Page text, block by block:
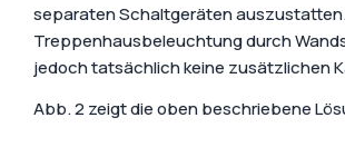
separaten Schaltgeräten
Treppenhausbeleuchtung durch
jedoch tatsächlich keine zusätzlichen
Abb. 2 zeigt die oben beschriebene